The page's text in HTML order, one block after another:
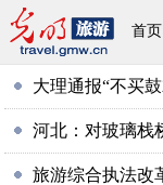
首页
大理通报“不买
河北：对玻璃栈
旅游综合执法改